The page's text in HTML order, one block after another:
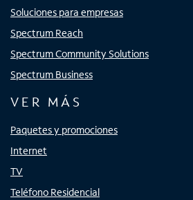
Soluciones para empresas
Spectrum Reach
Spectrum Community Solutions
Spectrum Business
VER MÁS
Paquetes y promociones
Internet
TV
Teléfono Residencial